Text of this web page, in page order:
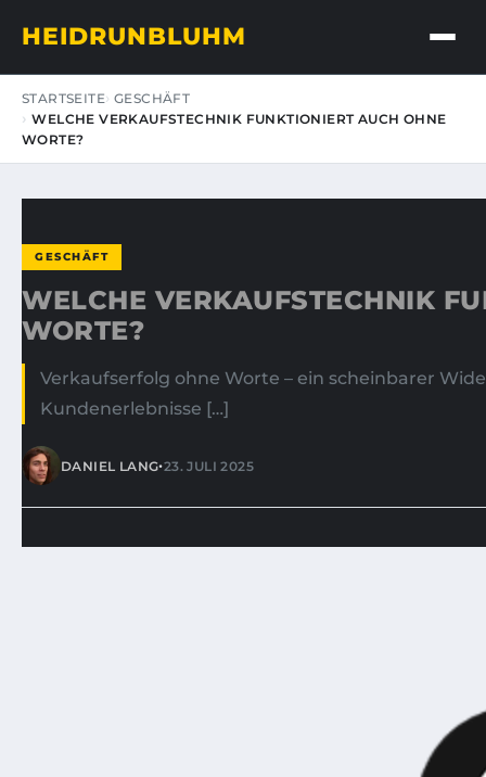
HEIDRUNBLUHM
STARTSEITE GESCHÄFT
WELCHE VERKAUFSTECHNIK FUNKTIONIERT AUCH OHNE
WORTE?
GESCHÄFT
WELCHE VERKAUFSTECHNIK
WORTE?
Verkaufserfolg ohne Worte – ein scheinbarer
Kundenerlebnisse […]
DANIEL LANG•23. JULI 2025